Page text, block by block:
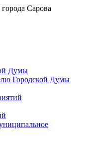
Сарова
Думы
Городской Думы